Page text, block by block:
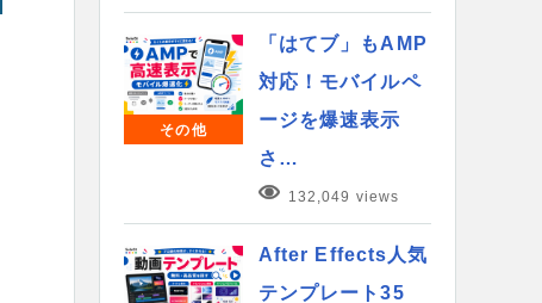
その他
「はてブ」もAMP
対応！モバイルペ
ージを爆速表示
さ…
132,049 views
After Effects人気
テンプレート35